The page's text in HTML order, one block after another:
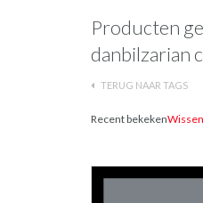
Producten
danbilzarian
TERUG NAAR TAGS
Recent bekekenWissen